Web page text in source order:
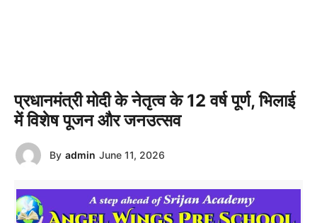
प्रधानमंत्री मोदी के नेतृत्व के 12 वर्ष पूर्ण, भिलाई
में विशेष पूजन और जनउत्सव
By admin June 11, 2026